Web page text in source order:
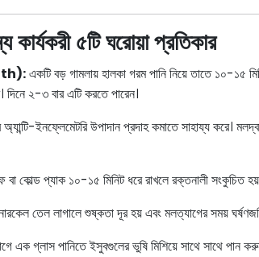
৫টি ঘরোয়া প্রতিকার
একটি বড় গামলায় হালকা গরম পানি নিয়ে তাতে ১০-১৫
২-৩ বার এটি করতে পারেন।
ইনফ্লেমেটরি উপাদান প্রদাহ কমাতে সাহায্য করে।
বা কোল্ড প্যাক ১০-১৫ মিনিট ধরে রাখলে রক্তনালী সংকুচিত
তেল লাগালে শুষ্কতা দূর হয় এবং মলত্যাগের সময়
এক গ্লাস পানিতে ইসুবগুলের ভুষি মিশিয়ে সাথে সাথে পান